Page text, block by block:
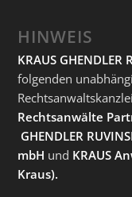
HINWEIS
KRAUS GHENDLER
folgenden
Rechtsanwälte
GHENDLER
mbH und KRAUS
Kraus).